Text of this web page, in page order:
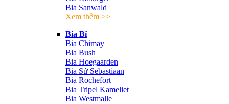
Bia Sanwald
Xem thêm >>
Bia Bỉ
Bia Chimay
Bia Bush
Bia Hoegaarden
Bia Sứ Sebastiaan
Bia Rochefort
Bia Tripel Kameliet
Bia Westmalle